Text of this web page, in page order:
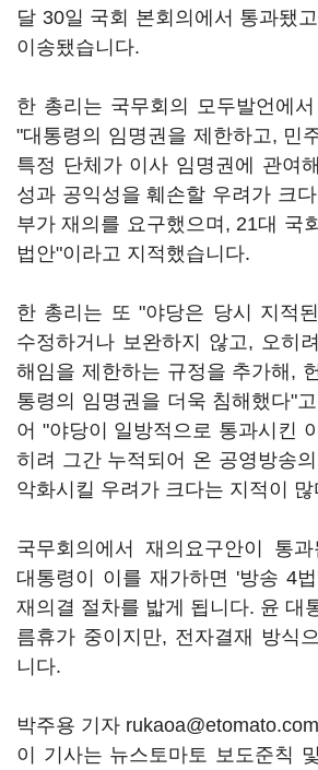
달 30일 국회 본회의에서 통과됐
이송됐습니다.
한 총리는 국무회의 모두발언에
"대통령의 임명권을 제한하고, 민
특정 단체가 이사 임명권에 관여
성과 공익성을 훼손할 우려가 크
부가 재의를 요구했으며, 21대 국
법안"이라고 지적했습니다.
한 총리는 또 "야당은 당시 지적
수정하거나 보완하지 않고, 오히
해임을 제한하는 규정을 추가해,
통령의 임명권을 더욱 침해했다"
어 "야당이 일방적으로 통과시킨
히려 그간 누적되어 온 공영방송
악화시킬 우려가 크다는 지적이
국무회의에서 재의요구안이 통
대통령이 이를 재가하면 '방송 4
재의결 절차를 밟게 됩니다. 윤 대
름휴가 중이지만, 전자결재 방식
니다.
박주용 기자 rukaoa@etomato.com
이 기사는 뉴스토마토 보도준칙